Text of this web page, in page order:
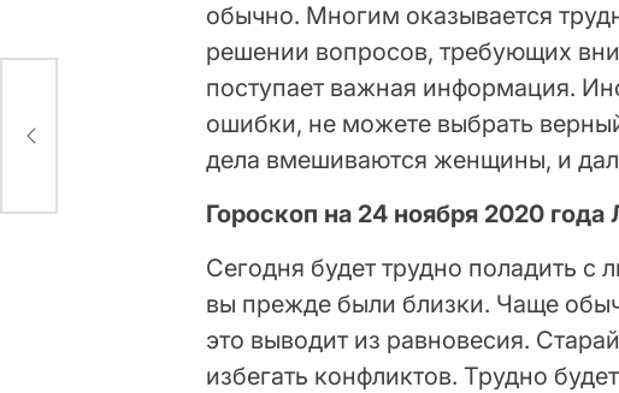
обычно. Многим оказывается
решении вопросов, требующих
поступает важная информация.
ошибки, не можете выбрать
дела вмешиваются женщины, и
Гороскоп на 24 ноября 2020 года
Сегодня будет трудно поладить
вы прежде были близки. Чаще
это выводит из равновесия.
избегать конфликтов. Трудно